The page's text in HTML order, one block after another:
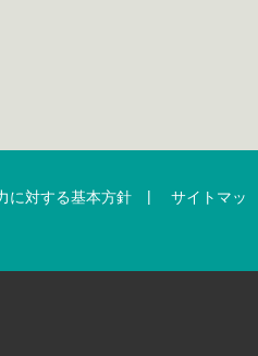
に対する基本方針 | サイトマッ